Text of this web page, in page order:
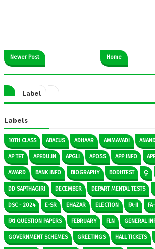
Newer Post Home
Label
Labels
10TH CLASS ABACUS ADHAAR AMMAVADI
AP TET APEDU.IN APGLI APOSS APP INFO
AWARD BANK INFO BIOGRAPHY BODHTEST Ç:
DD SAPTHAGIRI DECEMBER DEPART MENTAL TESTS
DSC - 2024 E-SR EHAZAR ELECTION FA-II
FA1 QUESTION PAPERS FEBRUARY FLN GENERAL
GOVERNMENT SCHEMES GREETINGS HALL TICKETS